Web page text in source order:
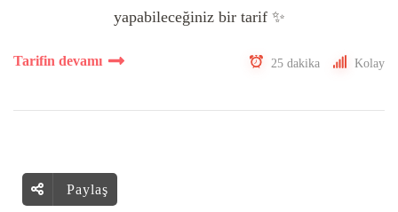
yapabileceğiniz bir tarif ✨
Tarifin devamı 25 dakika Kolay
Paylaş